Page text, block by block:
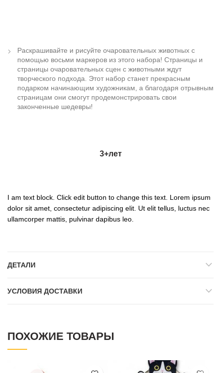
Раскрашивайте и рисуйте очаровательных животных с
помощью восьми маркеров из этого набора! Страницы и
страницы очаровательных сцен с животными ждут
творческого подхода. Этот набор станет прекрасным
подарком начинающим художникам, а благодаря отрывным
страницам они смогут продемонстрировать свои
законченные шедевры!
3+лет
I am text block. Click edit button to change this text. Lorem ipsum
dolor sit amet, consectetur adipiscing elit. Ut elit tellus, luctus nec
ullamcorper mattis, pulvinar dapibus leo.
ДЕТАЛИ
УСЛОВИЯ ДОСТАВКИ
ПОХОЖИЕ ТОВАРЫ